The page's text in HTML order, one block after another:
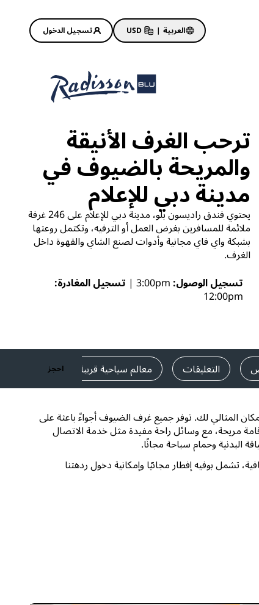
العربية |
USD تسجيل الدخول
عروض الفنادق
ابدأ الآن لربح الكثير
Deals of the Day
احجز مقدمًا
اطلع على الباقات المتاحة لدينا
أفكار السفر
قاعات الزفاف
مسافر بغرض العمل
فنادق في وسط المدينة
تفضل بزيارة مدونتنا
Radisson Rewards
استكشف برنامج Radisson Rewards
المزايا
ترحب الغرف الأنيقة
والمريحة بالضيوف في
مدينة دبي للإعلام
يحتوي فندق راديسون بلو، مدينة دبي للإعلام على 246 غرفة
ملائمة للمسافرين بغرض العمل أو الترفيه، وتكتمل روعتها
بشبكة واي فاي مجانية وأدوات لصنع الشاي والقهوة داخل
الغرف.
تسجيل الوصول 3:00pm
تسجيل المغادرة
12:00pm
التعليقات معالم سياحية قريبة بياناتاحجز
المثالي لك. توفر جميع غرف الضيوف أجواءً باعثة على
مريحة، مع وسائل راحة مفيدة مثل خدمة الاتصال
البدنية وحمام سباحة مجانًا.
تشمل بوفيه إفطار مجانيًا وإمكانية دخول ردهتنا